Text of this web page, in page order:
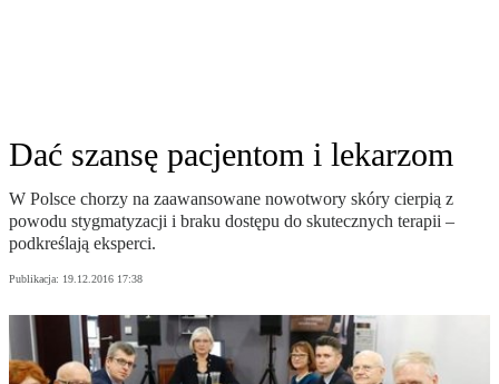
Dać szansę pacjentom i lekarzom
W Polsce chorzy na zaawansowane nowotwory skóry cierpią z
powodu stygmatyzacji i braku dostępu do skutecznych terapii –
podkreślają eksperci.
Publikacja: 19.12.2016 17:38